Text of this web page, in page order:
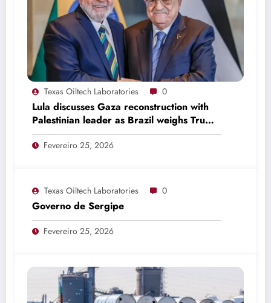
Texas Oiltech Laboratories 0
Lula discusses Gaza reconstruction with
Palestinian leader as Brazil weighs Trump
invitation
Fevereiro 25, 2026
Texas Oiltech Laboratories 0
Governo de Sergipe
Fevereiro 25, 2026